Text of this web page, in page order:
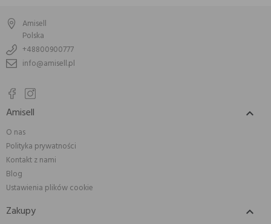
Amisell
Polska
+48800900777
info@amisell.pl
Amisell 
O nas
Polityka prywatności
Kontakt z nami
Blog
Ustawienia plików cookie
Zakupy 